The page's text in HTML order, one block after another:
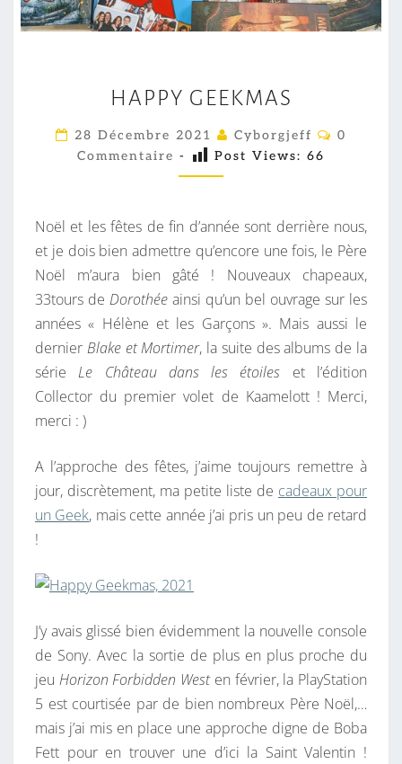
A
P
P
Y
E
E
M
A
S
HAPPY GEEKMAS
28 Décembre 2021 Cyborgjeff
C
A
R
E
0
Commentaire - Post Views: 66
Noël et les fêtes de fin d’année sont derrière nous,
et je dois bien admettre qu’encore une fois, le Père
Noël m’aura bien gâté ! Nouveaux chapeaux,
33tours de Dorothée ainsi qu’un bel ouvrage sur les
années « Hélène et les Garçons ». Mais aussi le
dernier Blake et Mortimer, la suite des albums de la
sérieLe Château dans les étoiles et l’édition
Collector du premier volet de Kaamelott ! Merci,
merci : )
A l’approche des fêtes, j’aime toujours remettre à
jour, discrètement, ma petite liste de cadeaux pour
un Geek, mais cette année j’ai pris un peu de retard
!
J’y avais glissé bien évidemment la nouvelle console
de Sony. Avec la sortie de plus en plus proche du
jeu Horizon Forbidden Westen février, la PlayStation
5 est courtisée par de bien nombreux Père Noël,…
mais j’ai mis en place une approche digne de Boba
Fett pour en trouver une d’ici la Saint Valentin !